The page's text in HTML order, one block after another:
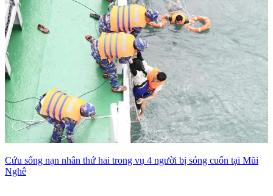
Cứu sống nạn nhân thứ hai trong vụ 4 người bị sóng cuốn tại Mũi
Nghê